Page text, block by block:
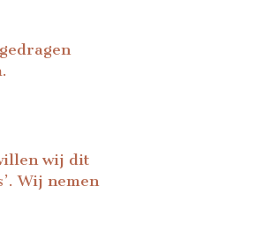
wij dit
Wij nemen